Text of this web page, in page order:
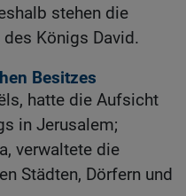
stehen die
Königs David.
Besitzes
hatte die Aufsicht
in Jerusalem;
verwaltete die
Städten, Dörfern und